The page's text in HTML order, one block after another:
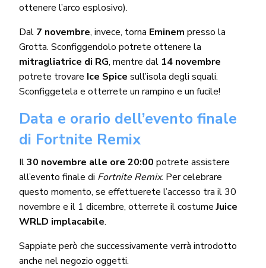
ottenere l’arco esplosivo).
Dal 7 novembre, invece, torna Eminem presso la
Grotta. Sconfiggendolo potrete ottenere la
mitragliatrice di RG, mentre dal 14 novembre
potrete trovare Ice Spice sull’isola degli squali.
Sconfiggetela e otterrete un rampino e un fucile!
Data e orario dell’evento finale
di Fortnite Remix
Il30 novembre alle ore 20:00 potrete assistere
all’evento finale di Fortnite Remix. Per celebrare
questo momento, se effettuerete l’accesso tra il 30
novembre e il 1 dicembre, otterrete il costumeJuice
WRLD implacabile.
Sappiate però che successivamente verrà introdotto
anche nel negozio oggetti.